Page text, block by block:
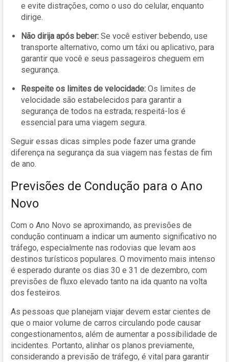
e evite distrações, como o uso do celular, enquanto
dirige.
Não dirija após beber: Se você estiver bebendo, use
transporte alternativo, como um táxi ou aplicativo, para
garantir que você e seus passageiros cheguem em
segurança.
Respeite os limites de velocidade: Os limites de
velocidade são estabelecidos para garantir a
segurança de todos na estrada; respeitá-los é
essencial para uma viagem segura.
Seguir essas dicas simples pode fazer uma grande
diferença na segurança da sua viagem nas festas de fim
de ano.
Previsões de Condução para o Ano
Novo
Com o Ano Novo se aproximando, as previsões de
condução continuam a indicar um aumento significativo no
tráfego, especialmente nas rodovias que levam aos
destinos turísticos populares. O movimento mais intenso
é esperado durante os dias 30 e 31 de dezembro, com
previsões de fluxo elevado tanto na ida quanto na volta
dos festeiros.
As pessoas que planejam viajar devem estar cientes de
que o maior volume de carros circulando pode causar
congestionamentos, além de aumentar a possibilidade de
incidentes. Portanto, alinhar os planos previamente,
considerando a previsão de tráfego, é vital para garantir